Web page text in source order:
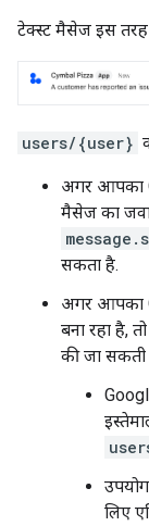
टेक्स्ट मैसेज इस तरह
users/{user}
अगर आपका
मैसेज का
सकता है.
अगर आपका
बना रहा है, तो
की जा सकती
लिए